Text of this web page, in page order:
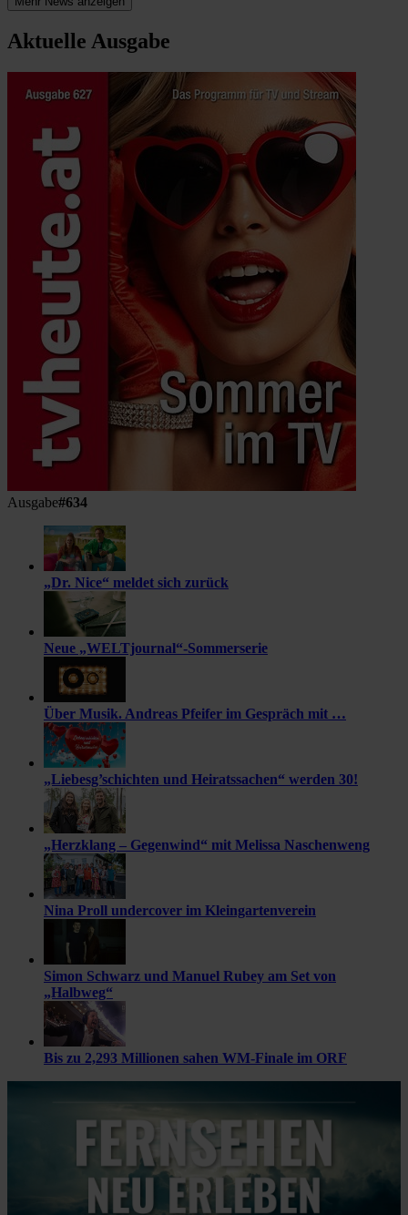
Aktuelle Ausgabe
Ausgabe#634
„Dr. Nice“ meldet sich zurück
Neue „WELTjournal“-Sommerserie
Über Musik. Andreas Pfeifer im Gespräch mit …
„Liebesg’schichten und Heiratssachen“ werden 30!
„Herzklang – Gegenwind“ mit Melissa Naschenweng
Nina Proll undercover im Kleingartenverein
Simon Schwarz und Manuel Rubey am Set von
„Halbweg“
Bis zu 2,293 Millionen sahen WM-Finale im ORF